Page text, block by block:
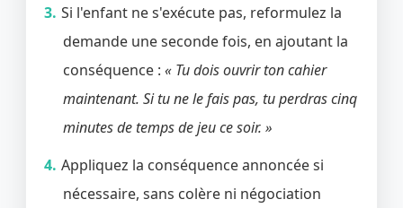
Si l'enfant ne s'exécute pas, reformulez la
demande une seconde fois, en ajoutant la
conséquence :« Tu dois ouvrir ton cahier
maintenant. Si tu ne le fais pas, tu perdras cinq
minutes de temps de jeu ce soir. »
Appliquez la conséquence annoncée si
nécessaire, sans colère ni négociation